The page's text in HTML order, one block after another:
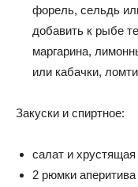
форель, сельдь
добавить к рыбе
маргарина,
или кабачки,
Закуски и спиртное:
салат и
2 рюмки